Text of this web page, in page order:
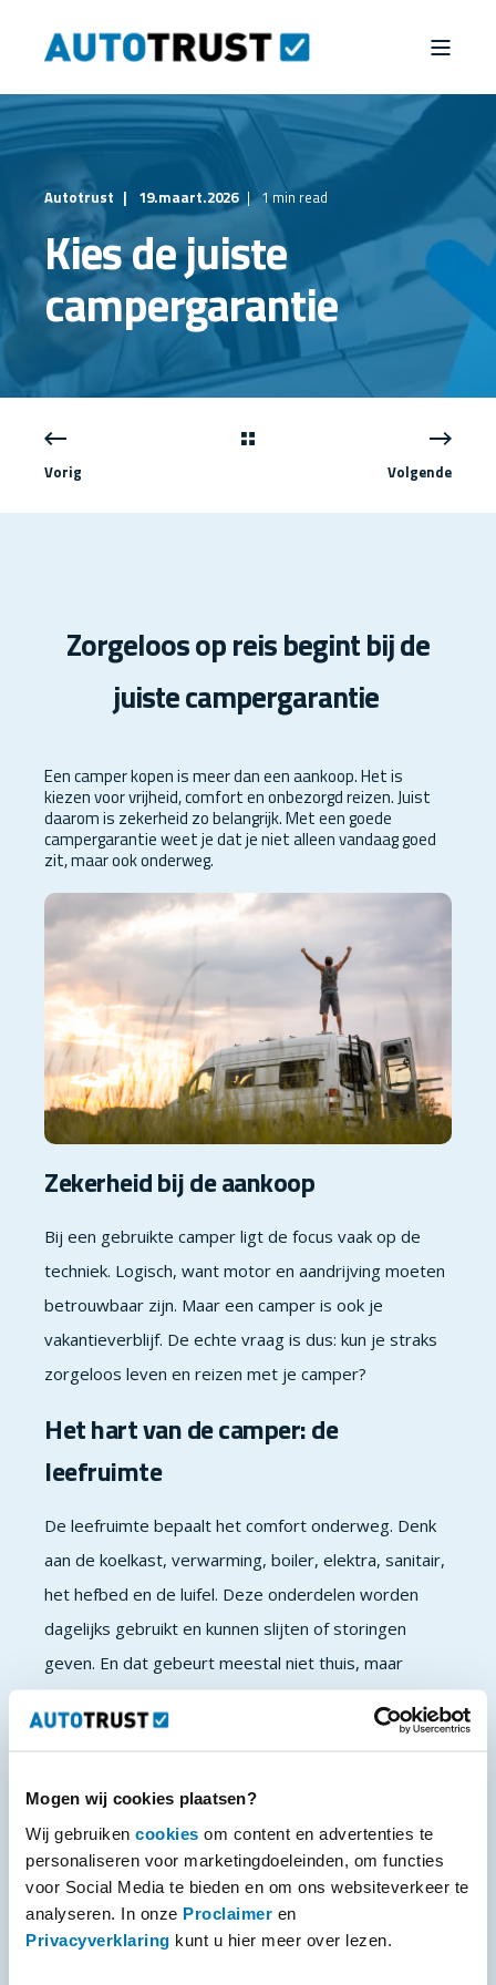
Mogen wij cookies plaatsen?
Wij gebruiken cookies om content en advertenties te
personaliseren voor marketingdoeleinden, om functies
voor Social Media te bieden en om ons websiteverkeer te
analyseren. In onze Proclaimer en
Privacyverklaring kunt u hier meer over lezen.
Autotrust 19.maart.2026 1 min read
Kies de juiste
campergarantie
Vorig Volgende
Zorgeloos op reis begint bij de
juiste campergarantie
Een camper kopen is meer dan een aankoop. Het is
kiezen voor vrijheid, comfort en onbezorgd reizen. Juist
daarom is zekerheid zo belangrijk. Met een goede
campergarantie weet je dat je niet alleen vandaag goed
zit, maar ook onderweg.
Zekerheid bij de aankoop
Bij een gebruikte camper ligt de focus vaak op de
techniek. Logisch, want motor en aandrijving moeten
betrouwbaar zijn. Maar een camper is ook je
vakantieverblijf. De echte vraag is dus: kun je straks
zorgeloos leven en reizen met je camper?
Het hart van de camper: de
leefruimte
De leefruimte bepaalt het comfort onderweg. Denk
aan de koelkast, verwarming, boiler, elektra, sanitair,
het hefbed en de luifel. Deze onderdelen worden
dagelijks gebruikt en kunnen slijten of storingen
geven. En dat gebeurt meestal niet thuis, maar
kunnen rekenen op snelle en duidelijke
Garantie die met je meereist
Naast de Camper Garantie pakketten is het mogelijk
om de garantie uit te breiden met extra dekking voor
de leefruimte. Zo ben je niet alleen voorbereid op